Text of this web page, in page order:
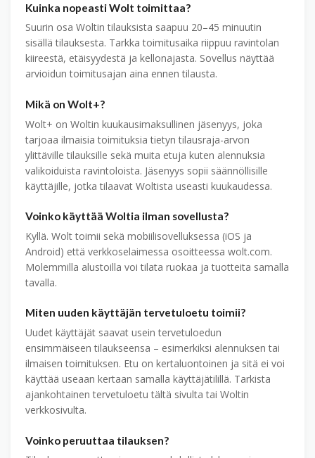
Kuinka nopeasti Wolt toimittaa?
Suurin osa Woltin tilauksista saapuu 20–45 minuutin
sisällä tilauksesta. Tarkka toimitusaika riippuu ravintolan
kiireestä, etäisyydestä ja kellonajasta. Sovellus näyttää
arvioidun toimitusajan aina ennen tilausta.
Mikä on Wolt+?
Wolt+ on Woltin kuukausimaksullinen jäsenyys, joka
tarjoaa ilmaisia toimituksia tietyn tilausraja-arvon
ylittäville tilauksille sekä muita etuja kuten alennuksia
valikoiduista ravintoloista. Jäsenyys sopii säännöllisille
käyttäjille, jotka tilaavat Woltista useasti kuukaudessa.
Voinko käyttää Woltia ilman sovellusta?
Kyllä. Wolt toimii sekä mobiilisovelluksessa (iOS ja
Android) että verkkoselaimessa osoitteessa wolt.com.
Molemmilla alustoilla voi tilata ruokaa ja tuotteita samalla
tavalla.
Miten uuden käyttäjän tervetuloetu toimii?
Uudet käyttäjät saavat usein tervetuloedun
ensimmäiseen tilaukseensa – esimerkiksi alennuksen tai
ilmaisen toimituksen. Etu on kertaluontoinen ja sitä ei voi
käyttää useaan kertaan samalla käyttäjätilillä. Tarkista
ajankohtainen tervetuloetu tältä sivulta tai Woltin
verkkosivulta.
Voinko peruuttaa tilauksen?